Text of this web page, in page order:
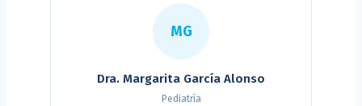
MG
Dra. Margarita García Alonso
Pediatría